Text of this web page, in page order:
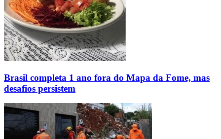
Brasil completa 1 ano fora do Mapa da Fome, mas
desafios persistem